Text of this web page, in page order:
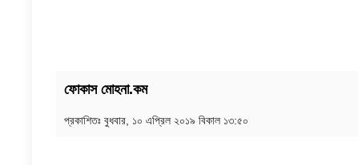
ফোকাস মোহনা.কম
প্রকাশিতঃ বুধবার, ১০ এপ্রিল ২০১৯ বিকাল ১৩:৫০